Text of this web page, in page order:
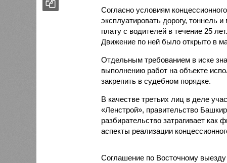
Согласно условиям
эксплуатировать дорогу, тоннель
плату с водителей в течение 25
Движение по ней было открыто в
Отдельным требованием в иске
выполнению работ на объекте
закрепить в судебном порядке.
В качестве третьих лиц в деле
«Ленстрой», правительство
разбирательство затрагивает как
аспекты реализации
Соглашение по Восточному выезду